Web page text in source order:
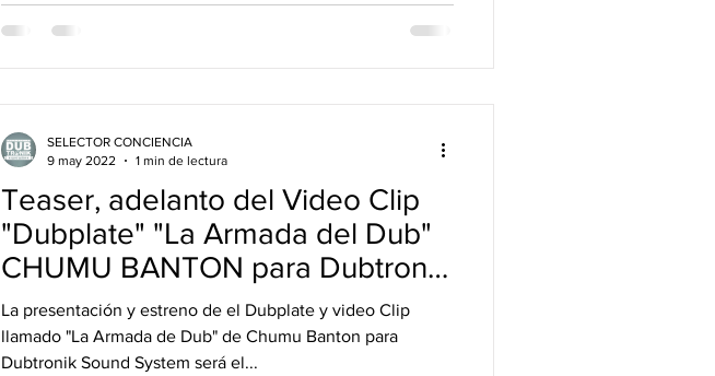
Teaser, adelanto del Video Clip
"Dubplate" "La Armada del Dub"
CHUMU BANTON para Dubtronik
Sound
La presentación y estreno de el Dubplate y video Clip
llamado "La Armada de Dub" de Chumu Banton para
Dubtronik Sound System será el...
SELECTOR CONCIENCIA
9 may 2022
1 min de lectura